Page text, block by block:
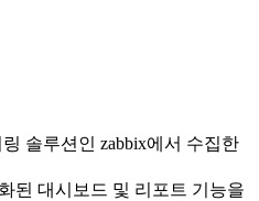
솔루션인 zabbix에서 수집한
된 대시보드 및 리포트 기능을